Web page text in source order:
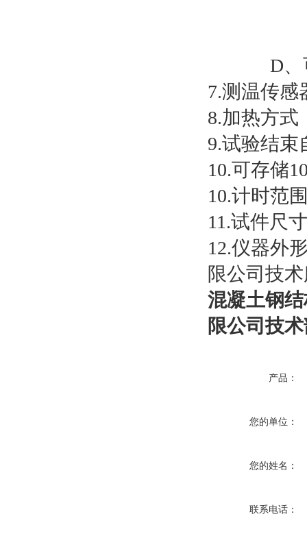
D、可选
7.测温传
8.加热方式
9.试验结束
10.可存储
10.计时范
11.试件尺
12.仪器外
限公司技
混凝土钢
限公司技
产品：
您的单位：
您的姓名：
联系电话：